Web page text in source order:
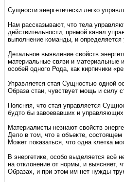
Сущности энергетически легко
Нам рассказывают, что тела
действительности, прямой канал
выполнение команды, и
Детальное выявление свойств
материальные связи и материальные
особей одного Рода, как кирпичики
Управляется стая Сущностью одной
Образа стаи, чувствует мощь и силу
Поясняя, что стая управляется
будто бы завоевавших и
Материалисты незнают свойств
Дело в том, что в объекте,
Может показаться, что одна клетка
В энергетике, особо выделяется всё
на отклонение от нормы, и выясняет,
Образах, и при этом им нет нужды